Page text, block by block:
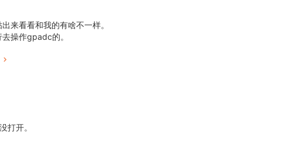
来看看和我的有啥不一样。
操作gpadc的。
打开。